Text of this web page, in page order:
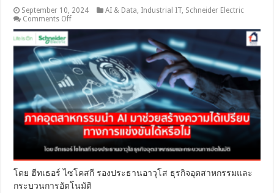
September 10, 2024 AI & Data Industrial IT Schneider Electric
Comments Offon
ภาค
นำ
AI
มา
ช่วย
สร้าง
ความ
ได้
เปรียบ
ทางการ
แข่งขัน
หรือ
ไม่
โดย ฮีทเธอร์ ไซโคสกี รองประธานอาวุโส ธุรกิจอุตสาหกรรมและ
กระบวนการอัตโนมัติ